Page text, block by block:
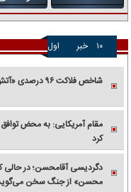
۱۰ خبر اول
شاخص فلاکت ۹۶ درصدی «آتش زیر خاکستر» است
مقام آمریکایی: به محض توافق
کرد
دگردیسی آقامحسن؛ در حالی
محسن» از جنگ سخن